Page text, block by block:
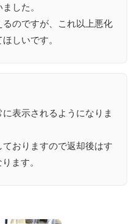
した。
のですが、これ以上悪化
しいです。
表示されるようになりま
おりますので返却後はす
ます。